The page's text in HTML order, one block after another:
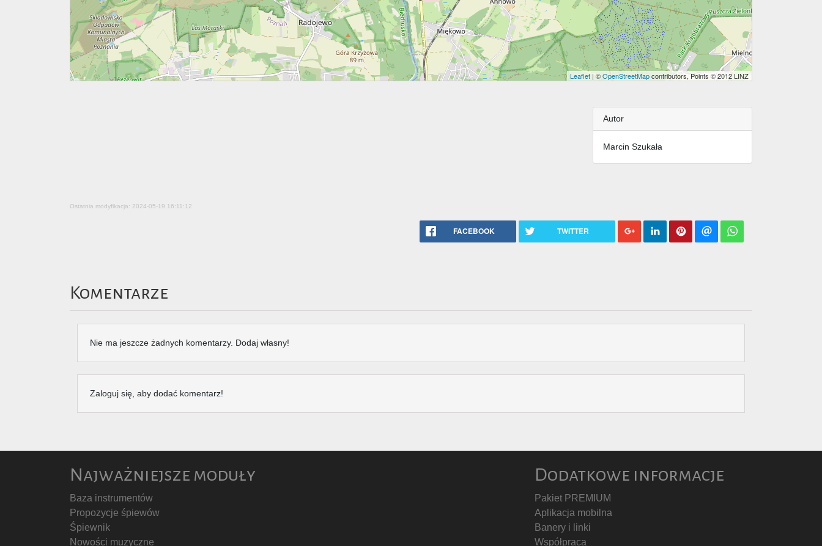
Leaflet | ©OpenStreetMapcontributors, Points © 2012 LINZ
Autor
Marcin Szukała
Ostatnia modyfikacja: 2024-05-19 16:11:12
FACEBOOK TWITTER
Komentarze
Nie ma jeszcze żadnych komentarzy. Dodaj własny!
Zaloguj się, aby dodać komentarz!
Najważniejsze moduły
Baza instrumentów
Propozycje śpiewów
Śpiewnik
Nowości muzyczne
Dodatkowe informacje
Pakiet PREMIUM
Aplikacja mobilna
Banery i linki
Współpraca